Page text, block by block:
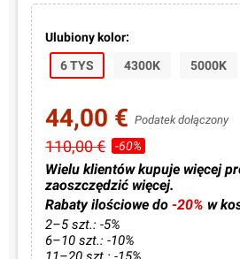
Ulubiony kolor:
6 TYS
4300K 5000K
44,00 €Podatek dołączony
110,00 € -60%
Wielu klientów kupuje więcej
zaoszczędzić więcej.
Rabaty ilościowe do-20% w
2–5 szt.: -5%
6–10 szt.: -10%